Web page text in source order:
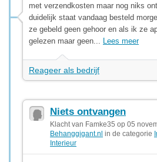
met verzendkosten maar nog niks
duidelijk staat vandaag besteld
ze gebeld geen gehoor en als ik ze
gelezen maar geen... Lees meer
Reageer als bedrijf
Niets ontvangen
Klacht van Famke35 op 05
Behanggigant.nl in de categorie
Interieur